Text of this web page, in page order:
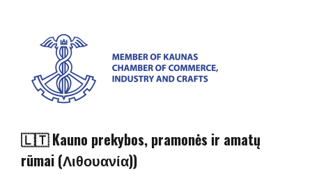
🇱🇹 Kauno prekybos, pramonės ir amatų
rūmai (Λιθουανία))